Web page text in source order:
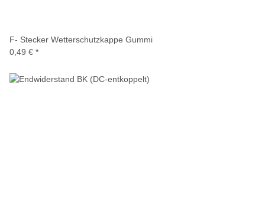
F- Stecker Wetterschutzkappe Gummi
0,49 € *